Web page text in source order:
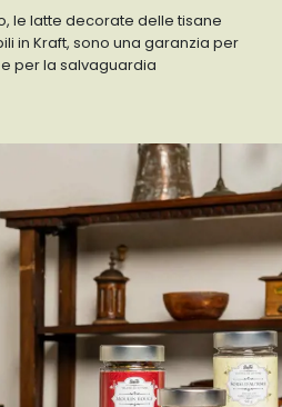
le latte decorate delle tisane
in Kraft, sono una garanzia per
per la salvaguardia